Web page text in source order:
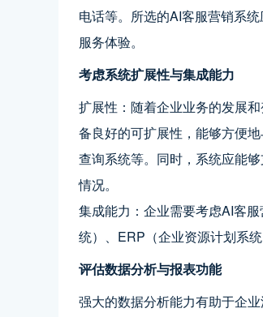
电话等。所选的AI客服营销系
服务体验。
考虑系统扩展性与集成能力
扩展性：随着企业业务的发展
备良好的可扩展性，能够方便
查询系统等。同时，系统应能
情况。
集成能力：企业需要考虑AI客
统）、ERP（企业资源计划系
评估数据分析与报表功能
强大的数据分析能力有助于企